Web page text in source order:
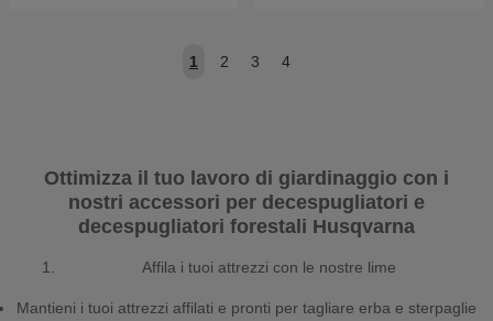
1 2 3 4
Ottimizza il tuo lavoro di giardinaggio con i
nostri accessori per decespugliatori e
decespugliatori forestali Husqvarna
Affila i tuoi attrezzi con le nostre lime
Mantieni i tuoi attrezzi affilati e pronti per tagliare erba e sterpaglie